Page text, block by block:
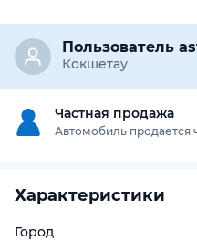
Пользователь
Кокшетау
Частная продажа
Автомобиль продается
Характеристики
Город